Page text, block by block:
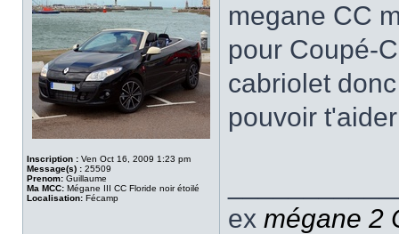
Inscription : Ven Oct 16, 2009 1:23 pm
Message(s) : 25509
Prenom: Guillaume
Ma MCC: Mégane III CC Floride noir étoilé
Localisation: Fécamp
megane CC
pour Coupé-
cabriolet
pouvoir
ex mégane 2